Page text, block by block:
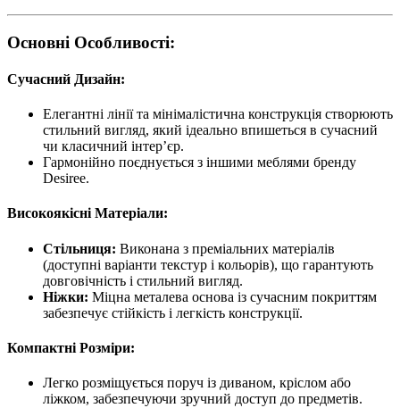
Основні Особливості:
Сучасний Дизайн:
Елегантні лінії та мінімалістична конструкція створюють
стильний вигляд, який ідеально впишеться в сучасний
чи класичний інтер’єр.
Гармонійно поєднується з іншими меблями бренду
Desiree.
Високоякісні Матеріали:
Стільниця: Виконана з преміальних матеріалів
(доступні варіанти текстур і кольорів), що гарантують
довговічність і стильний вигляд.
Ніжки: Міцна металева основа із сучасним покриттям
забезпечує стійкість і легкість конструкції.
Компактні Розміри:
Легко розміщується поруч із диваном, кріслом або
ліжком, забезпечуючи зручний доступ до предметів.